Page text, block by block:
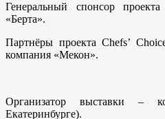
Генеральный спонсор
«Берта».
Партнёры проекта Chefs’
компания «Мекон».
Организатор выставки –
Екатеринбурге).